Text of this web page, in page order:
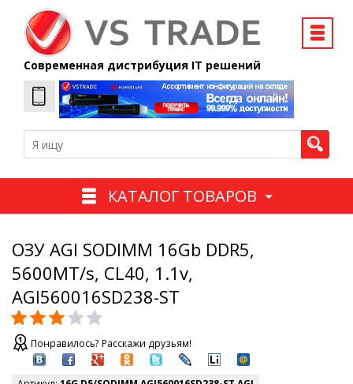
Современная дистрибуция IT решений
КАТАЛОГ ТОВАРОВ
ОЗУ AGI SODIMM 16Gb DDR5,
5600MT/s, CL40, 1.1v,
AGI560016SD238-ST
Понравилось? Расскажи друзьям!